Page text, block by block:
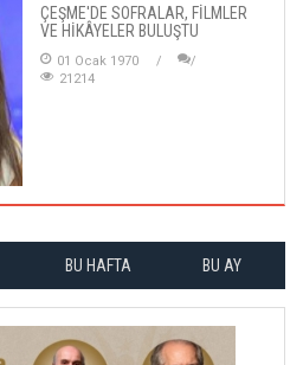
ÇEŞME'DE SOFRALAR, FİLMLER
VE HİKÂYELER BULUŞTU
01 Ocak 1970
21214
BU HAFTA BU AY